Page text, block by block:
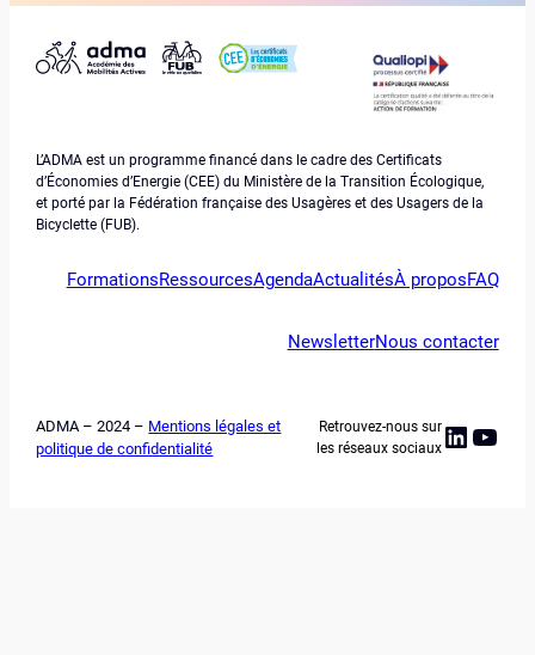
L’ADMA est un programme financé dans le cadre des Certificats
d’Économies d’Energie (CEE) du Ministère de la Transition Écologique,
et porté par la Fédération française des Usagères et des Usagers de la
Bicyclette (FUB).
FormationsRessourcesAgendaActualitésÀ proposFAQ
NewsletterNous contacter
ADMA – 2024 – Mentions légales et
politique de confidentialité
Retrouvez-nous sur
les réseaux sociaux